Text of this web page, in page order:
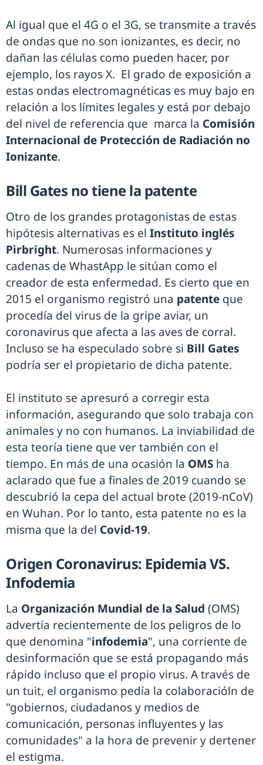
Al igual que el 4G o el 3G, se transmite a través
de ondas que no son ionizantes, es decir, no
dañan las células como pueden hacer, por
ejemplo, los rayos X. El grado de exposición a
estas ondas electromagnéticas es muy bajo en
relación a los límites legales y está por debajo
del nivel de referencia que marca la Comisión
Internacional de Protección de Radiación no
Ionizante.
Bill Gates no tiene la patente
Otro de los grandes protagonistas de estas
hipótesis alternativas es el Instituto inglés
Pirbright. Numerosas informaciones y
cadenas de WhastApp le sitúan como el
creador de esta enfermedad. Es cierto que en
2015 el organismo registró una patente que
procedía del virus de la gripe aviar, un
coronavirus que afecta a las aves de corral.
Incluso se ha especulado sobre si Bill Gates
podría ser el propietario de dicha patente.
El instituto se apresuró a corregir esta
información, asegurando que solo trabaja con
animales y no con humanos. La inviabilidad de
esta teoría tiene que ver también con el
tiempo. En más de una ocasión la OMS ha
aclarado que fue a finales de 2019 cuando se
descubrió la cepa del actual brote (2019-nCoV)
en Wuhan. Por lo tanto, esta patente no es la
misma que la del Covid-19.
Origen Coronavirus: Epidemia VS.
Infodemia
La Organización Mundial de la Salud (OMS)
advertía recientemente de los peligros de lo
que denomina "infodemia", una corriente de
desinformación que se está propagando más
rápido incluso que el propio virus. A través de
un tuit, el organismo pedía la colaboracióln de
"gobiernos, ciudadanos y medios de
comunicación, personas influyentes y las
comunidades" a la hora de prevenir y dertener
el estigma.